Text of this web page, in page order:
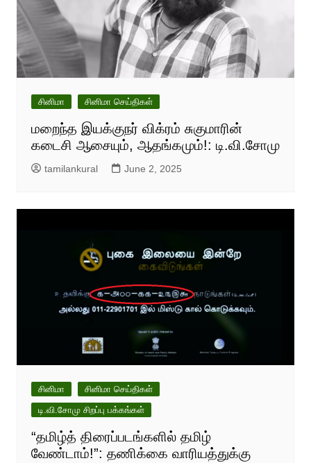
சினிமா சினிமா செய்திகள்
மறைந்த இயக்குநர் விக்ரம் சுகுமாரின்
கடைசி ஆசையும், ஆதங்கமும்!: டி.வி.சோமு
tamilankural June 2, 2025
சினிமா
சினிமா செய்திகள்
டி.வி.சோமு சிறப்பு பக்கங்கள்
“தமிழ்த் திரைப்படங்களில் தமிழ்
வேண்டாம்!”: தணிக்கை வாரியத்துக்கு